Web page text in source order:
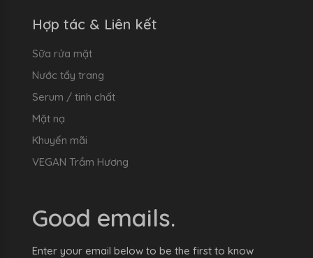
Hợp tác & Liên kết
Sữa rửa mặt
Nước tẩy trang
Serum / tinh chất
Mặt nạ
Khuyến mãi
VEGAN Trầm Hương
Good emails.
Enter your email below to be the first to know